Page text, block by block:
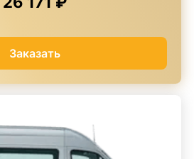
Заказать